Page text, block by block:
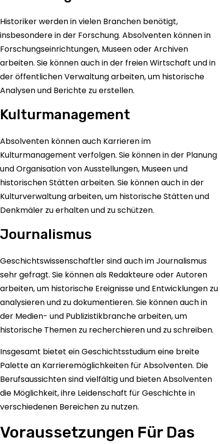
Historiker werden in vielen Branchen benötigt,
insbesondere in der Forschung. Absolventen können in
Forschungseinrichtungen, Museen oder Archiven
arbeiten. Sie können auch in der freien Wirtschaft und in
der öffentlichen Verwaltung arbeiten, um historische
Analysen und Berichte zu erstellen.
Kulturmanagement
Absolventen können auch Karrieren im
Kulturmanagement verfolgen. Sie können in der Planung
und Organisation von Ausstellungen, Museen und
historischen Stätten arbeiten. Sie können auch in der
Kulturverwaltung arbeiten, um historische Stätten und
Denkmäler zu erhalten und zu schützen.
Journalismus
Geschichtswissenschaftler sind auch im Journalismus
sehr gefragt. Sie können als Redakteure oder Autoren
arbeiten, um historische Ereignisse und Entwicklungen zu
analysieren und zu dokumentieren. Sie können auch in
der Medien- und Publizistikbranche arbeiten, um
historische Themen zu recherchieren und zu schreiben.
Insgesamt bietet ein Geschichtsstudium eine breite
Palette an Karrieremöglichkeiten für Absolventen. Die
Berufsaussichten sind vielfältig und bieten Absolventen
die Möglichkeit, ihre Leidenschaft für Geschichte in
verschiedenen Bereichen zu nutzen.
Voraussetzungen Für Das